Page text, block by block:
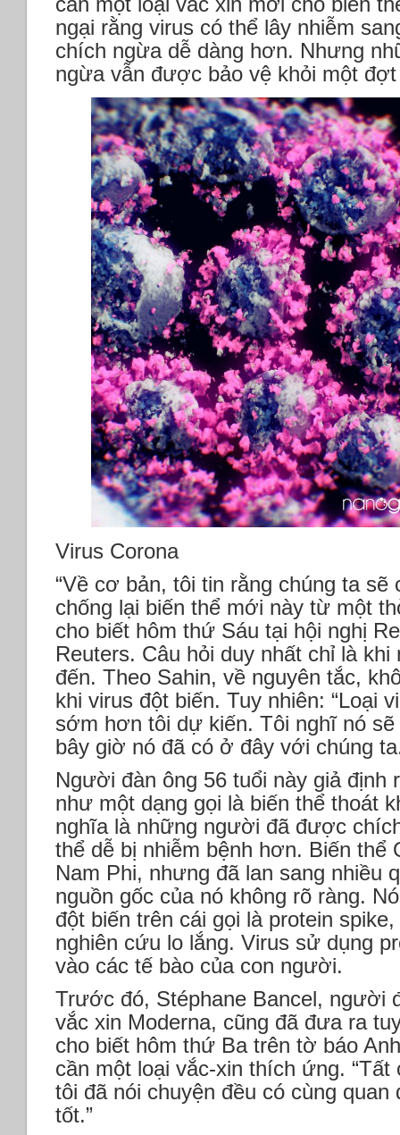
ngại rằng virus có thể lây nhiễm
chích ngừa dễ dàng hơn. Nhưng
ngừa vẫn được bảo vệ khỏi một
Virus Corona
“Về cơ bản, tôi tin rằng chúng ta
chống lại biến thể mới này từ một
cho biết hôm thứ Sáu tại hội nghị
Reuters. Câu hỏi duy nhất chỉ là
đến. Theo Sahin, về nguyên tắc,
khi virus đột biến. Tuy nhiên: “Loại
sớm hơn tôi dự kiến. Tôi nghĩ nó
bây giờ nó đã có ở đây với chúng
Người đàn ông 56 tuổi này giả định
như một dạng gọi là biến thể thoát
nghĩa là những người đã được
thể dễ bị nhiễm bệnh hơn. Biến
Nam Phi, nhưng đã lan sang nhiều
nguồn gốc của nó không rõ ràng.
đột biến trên cái gọi là protein
nghiên cứu lo lắng. Virus sử dụng
vào các tế bào của con người.
Trước đó, Stéphane Bancel, người
vắc xin Moderna, cũng đã đưa ra
cho biết hôm thứ Ba trên tờ báo
cần một loại vắc-xin thích ứng.
tôi đã nói chuyện đều có cùng quan
tốt.”